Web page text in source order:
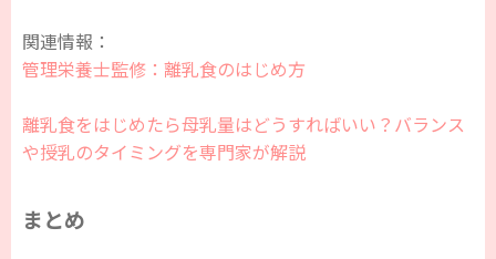
関連情報：
管理栄養士監修：離乳食のはじめ方
離乳食をはじめたら母乳量はどうすればいい？バランス
や授乳のタイミングを専門家が解説
まとめ